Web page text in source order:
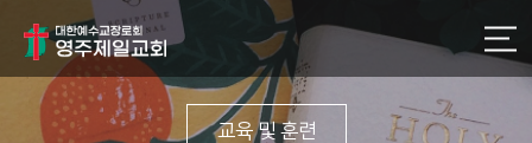
교육 및 훈련